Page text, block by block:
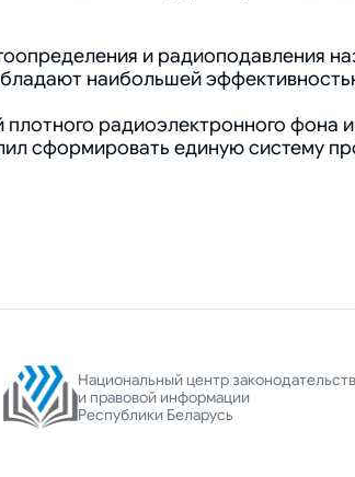
и радиоподавления
наибольшей
радиоэлектронного фона
сформировать единую систему
Национальный центр
и правовой информации
Республики Беларусь